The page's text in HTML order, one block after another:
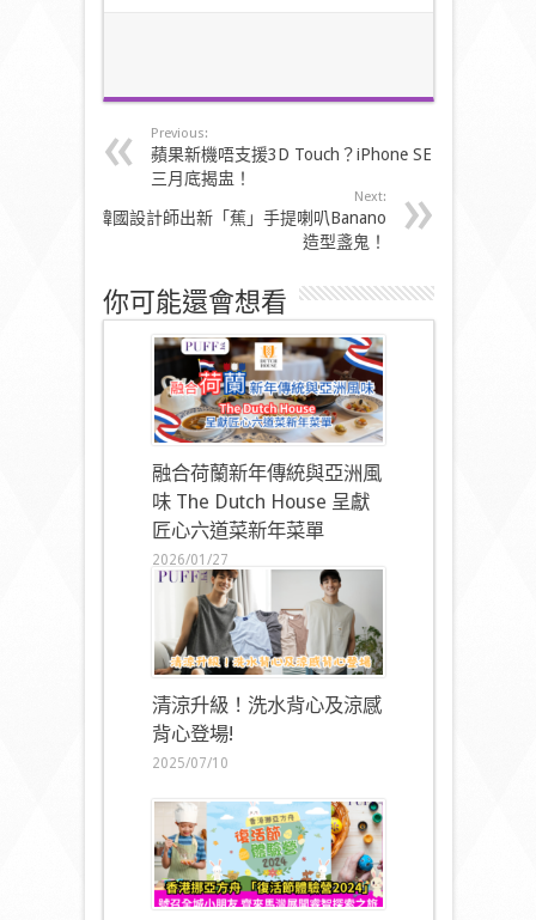
Previous:
蘋果新機唔支援3D Touch？iPhone SE
三月底揭盅！
Next:
韓國設計師出新「蕉」手提喇叭Banano
造型盞鬼！
你可能還會想看
融合荷蘭新年傳統與亞洲風
味 The Dutch House 呈獻
匠心六道菜新年菜單
2026/01/27
清涼升級！洗水背心及涼感
背心登場!
2025/07/10